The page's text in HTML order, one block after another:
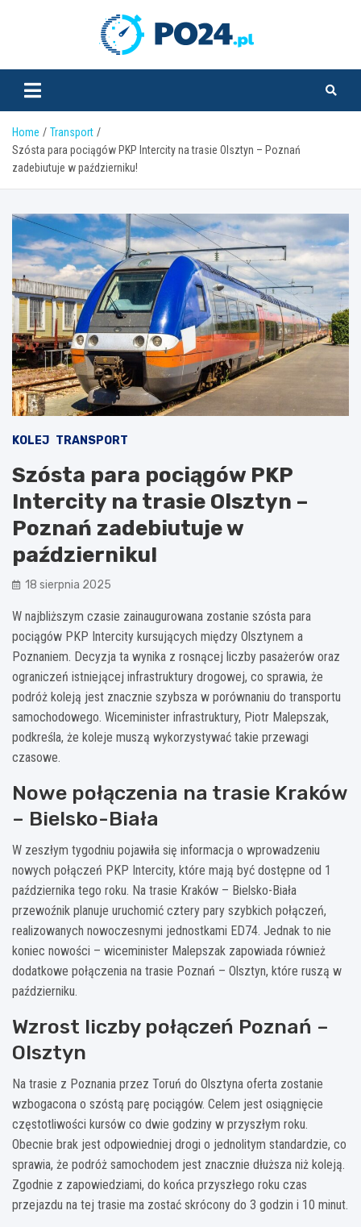
Home
Transport
Szósta para pociągów PKP Intercity na trasie Olsztyn – Poznań
zadebiutuje w październiku!
KOLEJ TRANSPORT
Szósta para pociągów PKP
Intercity na trasie Olsztyn –
Poznań zadebiutuje w
październiku!
18 sierpnia 2025
W najbliższym czasie zainaugurowana zostanie szósta para
pociągów PKP Intercity kursujących między Olsztynem a
Poznaniem. Decyzja ta wynika z rosnącej liczby pasażerów oraz
ograniczeń istniejącej infrastruktury drogowej, co sprawia, że
podróż koleją jest znacznie szybsza w porównaniu do transportu
samochodowego. Wiceminister infrastruktury, Piotr Malepszak,
podkreśla, że koleje muszą wykorzystywać takie przewagi
czasowe.
Nowe połączenia na trasie Kraków
– Bielsko-Biała
W zeszłym tygodniu pojawiła się informacja o wprowadzeniu
nowych połączeń PKP Intercity, które mają być dostępne od 1
października tego roku. Na trasie Kraków – Bielsko-Biała
przewoźnik planuje uruchomić cztery pary szybkich połączeń,
realizowanych nowoczesnymi jednostkami ED74. Jednak to nie
koniec nowości – wiceminister Malepszak zapowiada również
dodatkowe połączenia na trasie Poznań – Olsztyn, które ruszą w
październiku.
Wzrost liczby połączeń Poznań –
Olsztyn
Na trasie z Poznania przez Toruń do Olsztyna oferta zostanie
wzbogacona o szóstą parę pociągów. Celem jest osiągnięcie
częstotliwości kursów co dwie godziny w przyszłym roku.
Obecnie brak jest odpowiedniej drogi o jednolitym standardzie, co
sprawia, że podróż samochodem jest znacznie dłuższa niż koleją.
Zgodnie z zapowiedziami, do końca przyszłego roku czas
przejazdu na tej trasie ma zostać skrócony do 3 godzin i 10 minut.